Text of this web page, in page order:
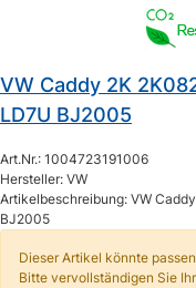
VW Caddy 2K
LD7U BJ2005
Art.Nr.: 1004723191006
Hersteller: VW
Artikelbeschreibung: VW
BJ2005
Dieser Artikel könnte
Bitte vervollständigen Sie